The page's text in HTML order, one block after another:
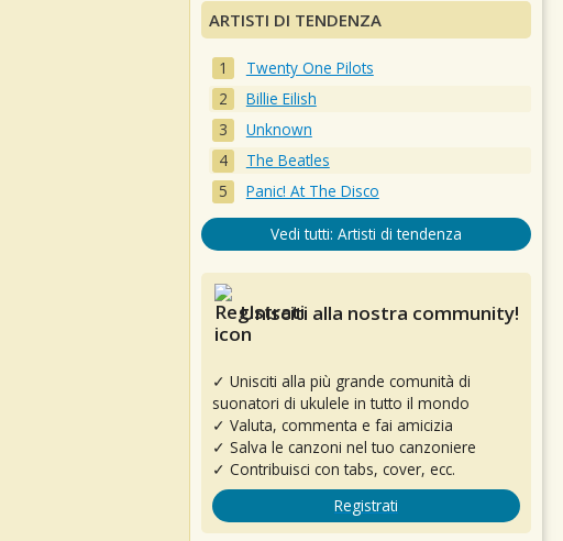
ARTISTI DI TENDENZA
Twenty One Pilots
Billie Eilish
Unknown
The Beatles
Panic! At The Disco
Vedi tutti: Artisti di tendenza
Unisciti alla nostra community!
✓ Unisciti alla più grande comunità di
suonatori di ukulele in tutto il mondo
✓ Valuta, commenta e fai amicizia
✓ Salva le canzoni nel tuo canzoniere
✓ Contribuisci con tabs, cover, ecc.
Registrati